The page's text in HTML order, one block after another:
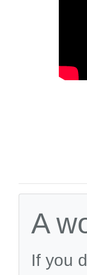
A
If you